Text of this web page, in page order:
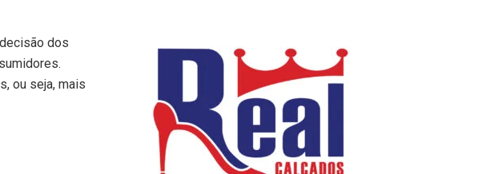
dos
ou seja, mais